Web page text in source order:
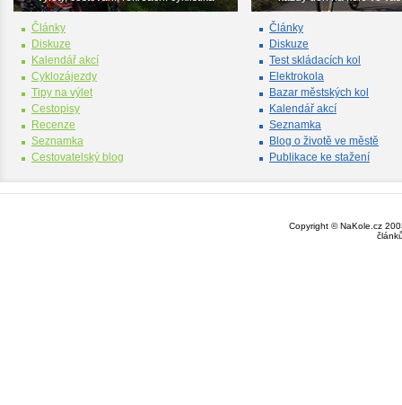
Články
Diskuze
Kalendář akcí
Cyklozájezdy
Tipy na výlet
Cestopisy
Recenze
Seznamka
Cestovatelský blog
Články
Diskuze
Test skládacích kol
Elektrokola
Bazar městských kol
Kalendář akcí
Seznamka
Blog o životě ve městě
Publikace ke stažení
Copyright © NaKole.cz